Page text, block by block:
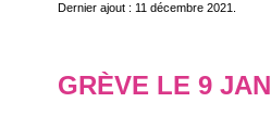
Dernier ajout : 11 décembre 2021.
GRÈVE LE 9